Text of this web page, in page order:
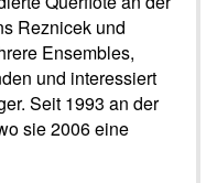
Reznicek und
Ensembles,
und interessiert
Seit 1993 an der
sie 2006 eine